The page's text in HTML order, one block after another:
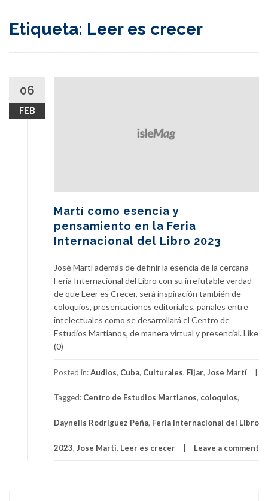
Etiqueta: Leer es crecer
06
FEB
Martí como esencia y
pensamiento en la Feria
Internacional del Libro 2023
José Martí además de definir la esencia de la cercana
Feria Internacional del Libro con su irrefutable verdad
de que Leer es Crecer, será inspiración también de
coloquios, presentaciones editoriales, panales entre
intelectuales como se desarrollará el Centro de
Estudios Martianos, de manera virtual y presencial. Like
(0)
Posted in:Audios, Cuba, Culturales, Fijar, Jose Martí
Tagged: Centro de Estudios Martianos, coloquios,
Daynelis Rodríguez Peña, Feria Internacional del Libro
2023, Jose Marti, Leer es crecer Leave a comment